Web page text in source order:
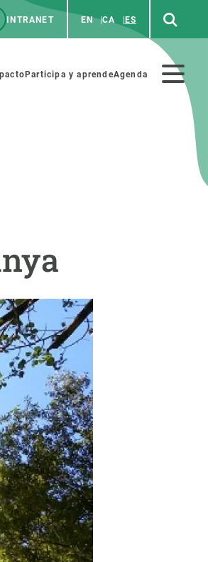
INTRANET EN CA ES
Participa y aprendeAgenda
Haz ciencia con nosotros
COLABORA